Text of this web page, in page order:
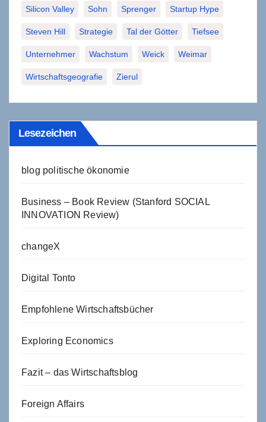
Silicon Valley Sohn Sprenger Startup Hype
Steven Hill Strategie Tal der Götter Tiefsee
Unternehmer Wachstum Weick Weimar
Wirtschaftsgeografie Zierul
Lesezeichen
blog politische ökonomie
Business – Book Review (Stanford SOCIAL
INNOVATION Review)
changeX
Digital Tonto
Empfohlene Wirtschaftsbücher
Exploring Economics
Fazit – das Wirtschaftsblog
Foreign Affairs